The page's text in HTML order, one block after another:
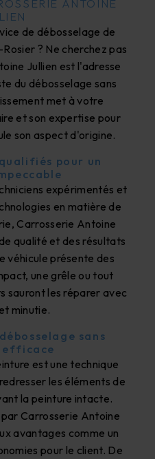
ANTOINE
de débosselage de
? Ne cherchez pas
Jullien est l'adresse
du débosselage sans
met à votre
et son expertise pour
son aspect d'origine.
pour un
expérimentés et
en matière de
Carrosserie Antoine
qualité et des résultats
véhicule présente des
une grêle ou tout
sauront les réparer avec
minutie.
sans
efficace
est une technique
les éléments de
la peinture intacte.
Carrosserie Antoine
avantages comme un
pour le client. De